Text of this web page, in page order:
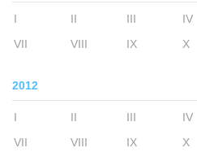
I II III IV
VII
VIII IX X
2012
I II III IV
VII
VIII IX X